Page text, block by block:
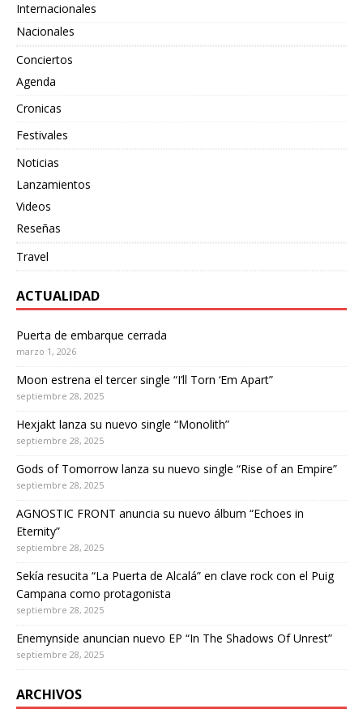
Internacionales
Nacionales
Conciertos
Agenda
Cronicas
Festivales
Noticias
Lanzamientos
Videos
Reseñas
Travel
ACTUALIDAD
Puerta de embarque cerrada
marzo 1, 2026
Moon estrena el tercer single “I’ll Torn ‘Em Apart”
septiembre 28, 2025
Hexjakt lanza su nuevo single “Monolith”
septiembre 28, 2025
Gods of Tomorrow lanza su nuevo single “Rise of an Empire”
septiembre 28, 2025
AGNOSTIC FRONT anuncia su nuevo álbum “Echoes in
Eternity”
septiembre 28, 2025
Sekía resucita “La Puerta de Alcalá” en clave rock con el Puig
Campana como protagonista
septiembre 28, 2025
Enemynside anuncian nuevo EP “In The Shadows Of Unrest”
septiembre 28, 2025
ARCHIVOS